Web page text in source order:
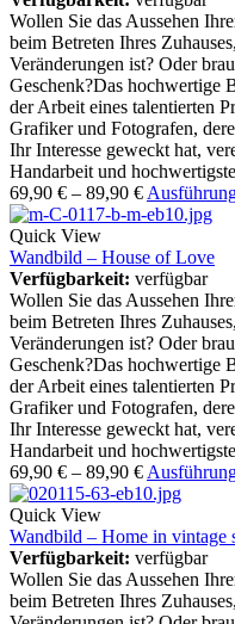
Wollen Sie das Aussehen
beim Betreten Ihres
Veränderungen ist? Oder
Geschenk?Das hochwertige
der Arbeit eines talentierten
Grafiker und Fotografen,
Ihr Interesse geweckt hat,
Handarbeit und
69,90 € – 89,90 €
Quick View
Wandbild – House of Love
Verfügbarkeit: verfügbar
Wollen Sie das Aussehen
beim Betreten Ihres
Veränderungen ist? Oder
Geschenk?Das hochwertige
der Arbeit eines talentierten
Grafiker und Fotografen,
Ihr Interesse geweckt hat,
Handarbeit und
69,90 € – 89,90 €
Quick View
Wandbild – Home in vintage
Verfügbarkeit: verfügbar
Wollen Sie das Aussehen
beim Betreten Ihres